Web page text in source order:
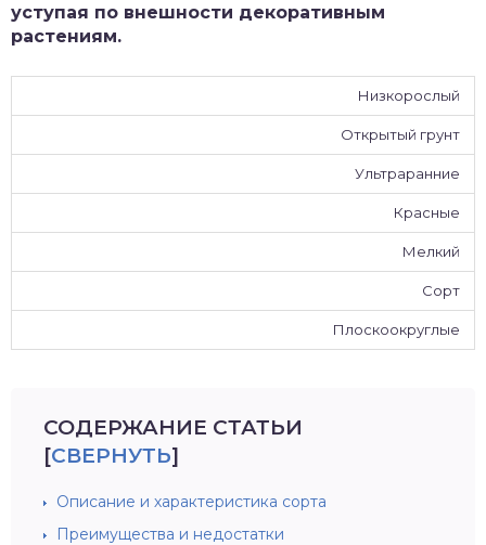
уступая по внешности декоративным
растениям.
Низкорослый
Открытый грунт
Ультраранние
Красные
Мелкий
Сорт
Плоскоокруглые
СОДЕРЖАНИЕ СТАТЬИ
[СВЕРНУТЬ]
Описание и характеристика сорта
Преимущества и недостатки